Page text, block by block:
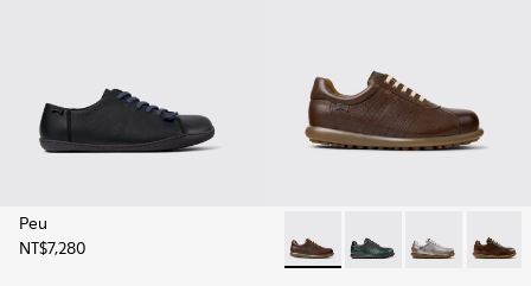
Peu
NT$7,280
Pelotas - 16002-318 - 男士
Pelotas - 16002-343
Pelotas -